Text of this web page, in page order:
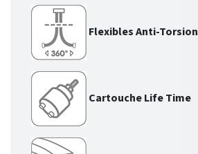
Flexibles Anti-Torsion
Cartouche Life Time